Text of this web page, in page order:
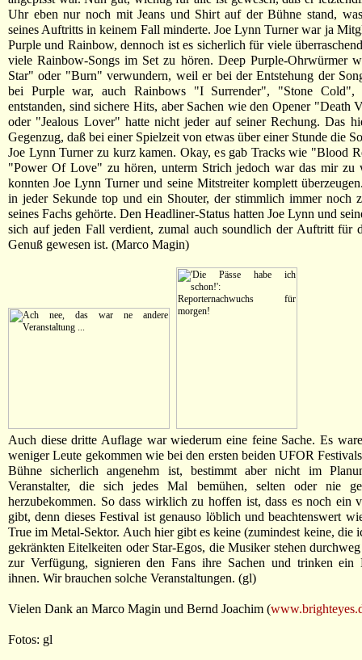
Uhr eben nur noch mit Jeans und Shirt auf der Bühne stand,
seines Auftritts in keinem Fall minderte. Joe Lynn Turner war ja
Purple und Rainbow, dennoch ist es sicherlich für viele
viele Rainbow-Songs im Set zu hören. Deep Purple-Ohrwürmer
Star" oder "Burn" verwundern, weil er bei der Entstehung der
bei Purple war, auch Rainbows "I Surrender", "Stone
entstanden, sind sichere Hits, aber Sachen wie den Opener "Death
oder "Jealous Lover" hatte nicht jeder auf seiner Rechung. Das
Gegenzug, daß bei einer Spielzeit von etwas über einer Stunde die
Joe Lynn Turner zu kurz kamen. Okay, es gab Tracks wie "Blood
"Power Of Love" zu hören, unterm Strich jedoch war das mir zu
konnten Joe Lynn Turner und seine Mitstreiter komplett
in jeder Sekunde top und ein Shouter, der stimmlich immer noch
seines Fachs gehörte. Den Headliner-Status hatten Joe Lynn und
sich auf jeden Fall verdient, zumal auch soundlich der Auftritt für
Genuß gewesen ist. (Marco Magin)
Auch diese dritte Auflage war wiederum eine feine Sache. Es
weniger Leute gekommen wie bei den ersten beiden UFOR
Bühne sicherlich angenehm ist, bestimmt aber nicht im
Veranstalter, die sich jedes Mal bemühen, selten oder nie
herzubekommen. So dass wirklich zu hoffen ist, dass es noch ein
gibt, denn dieses Festival ist genauso löblich und beachtenswert
True im Metal-Sektor. Auch hier gibt es keine (zumindest keine, die
gekränkten Eitelkeiten oder Star-Egos, die Musiker stehen
zur Verfügung, signieren den Fans ihre Sachen und trinken ein
ihnen. Wir brauchen solche Veranstaltungen. (gl)
Vielen Dank an Marco Magin und Bernd Joachim (
Fotos: gl